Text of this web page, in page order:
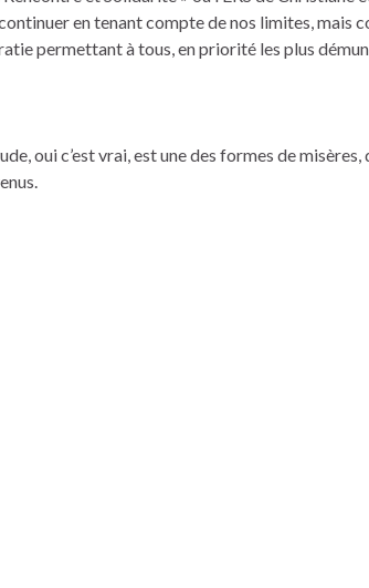
en tenant compte de nos limites, mais
permettant à tous, en priorité les plus
oui c’est vrai, est une des formes de